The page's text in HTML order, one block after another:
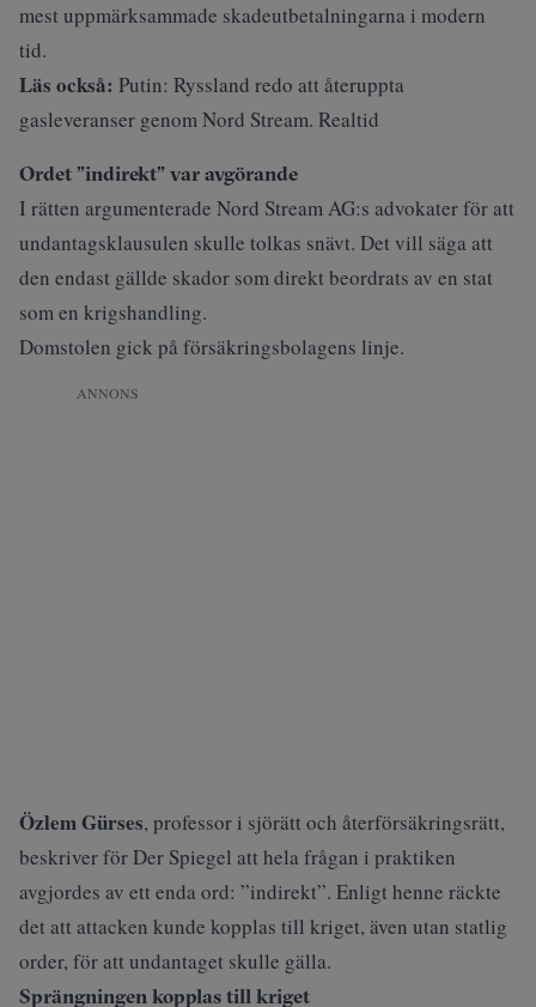
mest uppmärksammade skadeutbetalningarna i modern
tid.
Läs också: Putin: Ryssland redo att återuppta
gasleveranser genom Nord Stream. Realtid
Ordet ”indirekt” var avgörande
I rätten argumenterade Nord Stream AG:s advokater för att
undantagsklausulen skulle tolkas snävt. Det vill säga att
den endast gällde skador som direkt beordrats av en stat
som en krigshandling.
Domstolen gick på försäkringsbolagens linje.
ANNONS
Özlem Gürses, professor i sjörätt och återförsäkringsrätt,
beskriver för Der Spiegel att hela frågan i praktiken
avgjordes av ett enda ord: ”indirekt”. Enligt henne räckte
det att attacken kunde kopplas till kriget, även utan statlig
order, för att undantaget skulle gälla.
Sprängningen kopplas till kriget